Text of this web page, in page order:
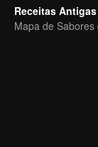
Receitas Antigas